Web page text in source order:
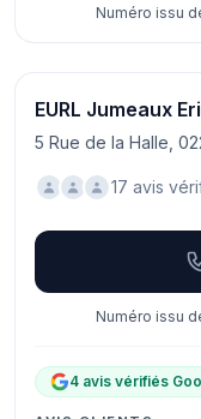
Numéro issu
EURL Jumeaux
5 Rue de la Halle,
17 avis
Numéro issu
4 avis vérifiés